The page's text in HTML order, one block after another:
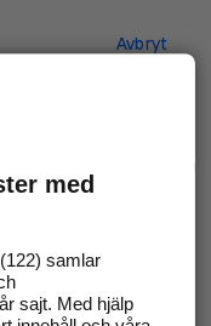
Avbryt
bättre mot
med
samlar
sajt. Med hjälp